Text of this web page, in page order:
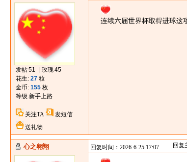
发帖51 玫瑰45
花生: 27粒
金币: 155枚
等级:新手上路
关注TA
发短信
送礼物
连续六届世界杯取得进球这
心之翱翔 回复时间：2026-6-25 17:07 回复